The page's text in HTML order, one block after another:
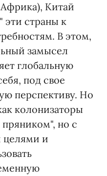
Китай
эти страны к
В этом,
замысел
глобальную
под свое
перспективу. Но
колонизаторы
но с
целями и